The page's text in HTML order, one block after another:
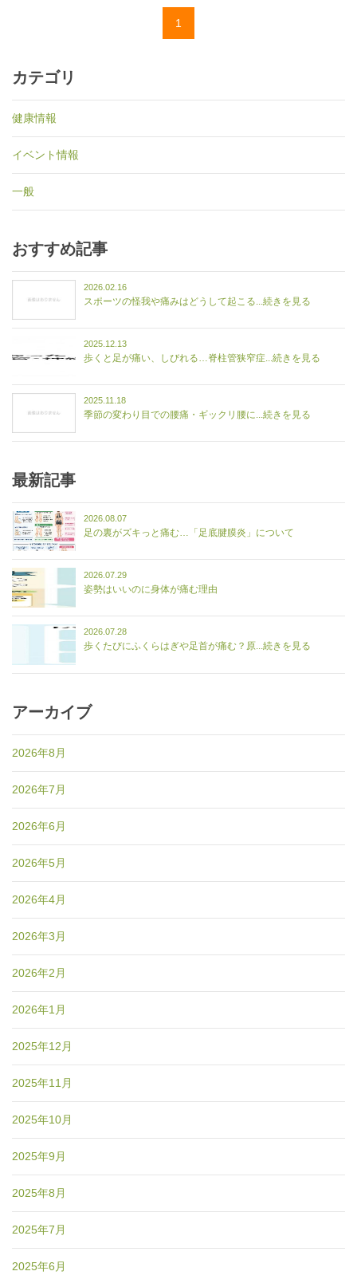
1
カテゴリ
健康情報
イベント情報
一般
おすすめ記事
2026.02.16
スポーツの怪我や痛みはどうして起こる...続きを見る
2025.12.13
歩くと足が痛い、しびれる…脊柱管狭窄症...続きを見る
2025.11.18
季節の変わり目での腰痛・ギックリ腰に...続きを見る
最新記事
2026.08.07
足の裏がズキっと痛む…「足底腱膜炎」について
2026.07.29
姿勢はいいのに身体が痛む理由
2026.07.28
歩くたびにふくらはぎや足首が痛む？原...続きを見る
アーカイブ
2026年8月
2026年7月
2026年6月
2026年5月
2026年4月
2026年3月
2026年2月
2026年1月
2025年12月
2025年11月
2025年10月
2025年9月
2025年8月
2025年7月
2025年6月